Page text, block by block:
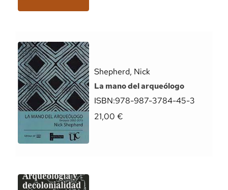
Shepherd, Nick
La mano del arqueólogo
ISBN:978-987-3784-45-3
21,00 €